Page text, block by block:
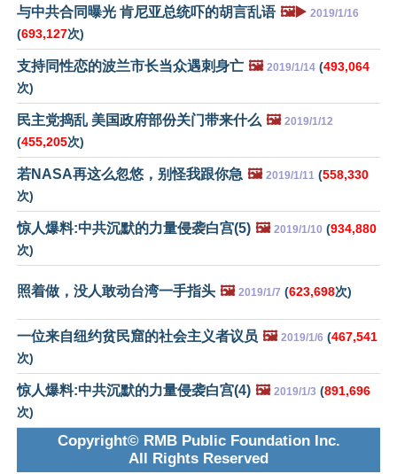
与中共合同曝光 肯尼亚总统吓的胡言乱语 🖼️▶️ 2019/1/16
(693,127次)
支持同性恋的波兰市长当众遇刺身亡 🖼️ 2019/1/14 (493,064
次)
民主党捣乱 美国政府部份关门带来什么 🖼️ 2019/1/12
(455,205次)
若NASA再这么忽悠，别怪我跟你急 🖼️ 2019/1/11 (558,330
次)
惊人爆料:中共沉默的力量侵袭白宫(5) 🖼️ 2019/1/10 (934,880
次)
照着做，没人敢动台湾一手指头 🖼️ 2019/1/7 (623,698次)
一位来自纽约贫民窟的社会主义者议员 🖼️ 2019/1/6 (467,541
次)
惊人爆料:中共沉默的力量侵袭白宫(4) 🖼️ 2019/1/3 (891,696
次)
Copyright© RMB Public Foundation Inc.
All Rights Reserved